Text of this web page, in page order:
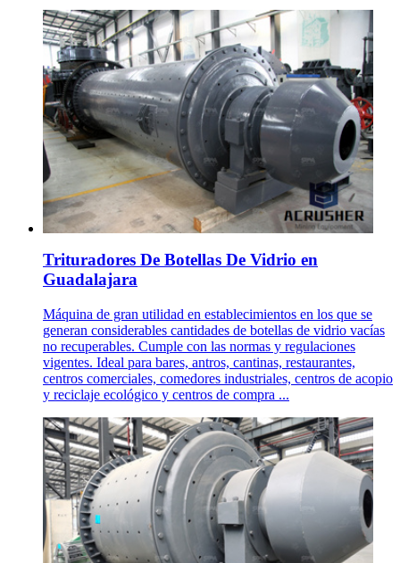
Trituradores De Botellas De Vidrio en
Guadalajara
Máquina de gran utilidad en establecimientos en los que se
generan considerables cantidades de botellas de vidrio vacías
no recuperables. Cumple con las normas y regulaciones
vigentes. Ideal para bares, antros, cantinas, restaurantes,
centros comerciales, comedores industriales, centros de acopio
y reciclaje ecológico y centros de compra ...